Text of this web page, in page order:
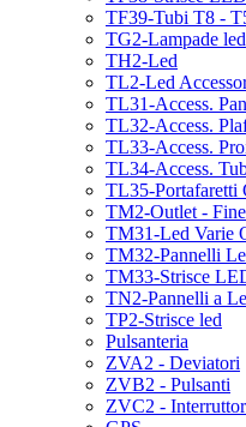
TF39-Tubi T8 -
TG2-Lampade led
TH2-Led
TL2-Led
TL31-Access.
TL32-Access.
TL33-Access.
TL34-Access.
TL35-Portafaretti
TM2-Outlet -
TM31-Led Varie
TM32-Pannelli
TM33-Strisce
TN2-Pannelli a
TP2-Strisce led
Pulsanteria
ZVA2 - Deviatori
ZVB2 - Pulsanti
ZVC2 -